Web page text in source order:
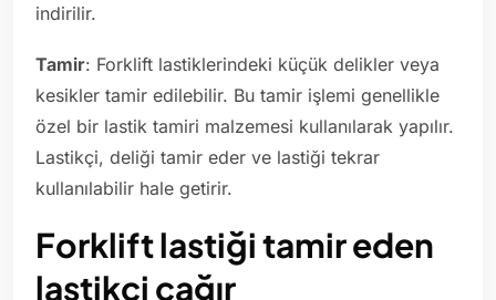
indirilir.
Tamir: Forklift lastiklerindeki küçük delikler veya
kesikler tamir edilebilir. Bu tamir işlemi genellikle
özel bir lastik tamiri malzemesi kullanılarak yapılır.
Lastikçi, deliği tamir eder ve lastiği tekrar
kullanılabilir hale getirir.
Forklift lastiği tamir eden
lastikçi çağır